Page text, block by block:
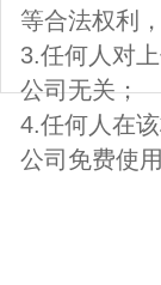
等合法权利
3.任何人对
公司无关；
4.任何人在
公司免费使